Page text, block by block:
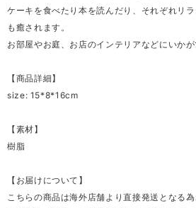
ケーキを食べたり本を読んだり、それぞれリ
も癒されます。
お部屋やお庭、お店のインテリアなどにいかが
【商品詳細】
size: 15*8*16cm
【素材】
樹脂
【お届けについて】
こちらの商品は海外店舗より直接発送となる為